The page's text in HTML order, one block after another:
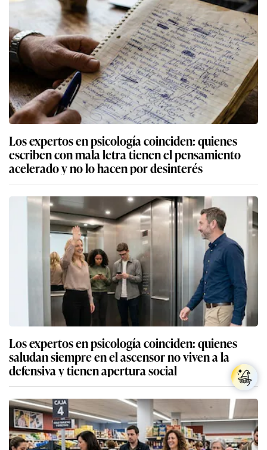
Los expertos en psicología coinciden: quienes
escriben con mala letra tienen el pensamiento
acelerado y no lo hacen por desinterés
Los expertos en psicología coinciden: quienes
saludan siempre en el ascensor no viven a la
defensiva y tienen apertura social